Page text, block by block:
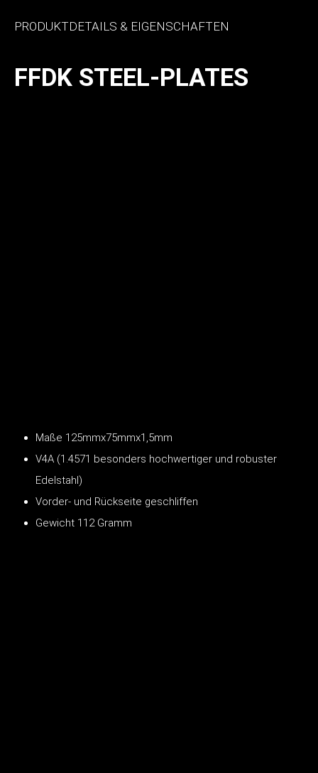
PRODUKTDETAILS & EIGENSCHAFTEN
FFDK STEEL-PLATES
Maße 125mmx75mmx1,5mm
V4A (1.4571 besonders hochwertiger und robuster
Edelstahl)
Vorder- und Rückseite geschliffen
Gewicht 112 Gramm